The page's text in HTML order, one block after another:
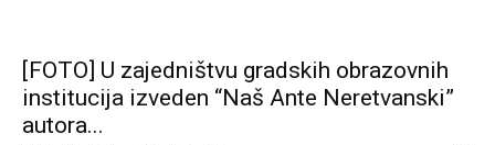
[FOTO] U zajedništvu gradskih obrazovnih
institucija izveden “Naš Ante Neretvanski”
autora...